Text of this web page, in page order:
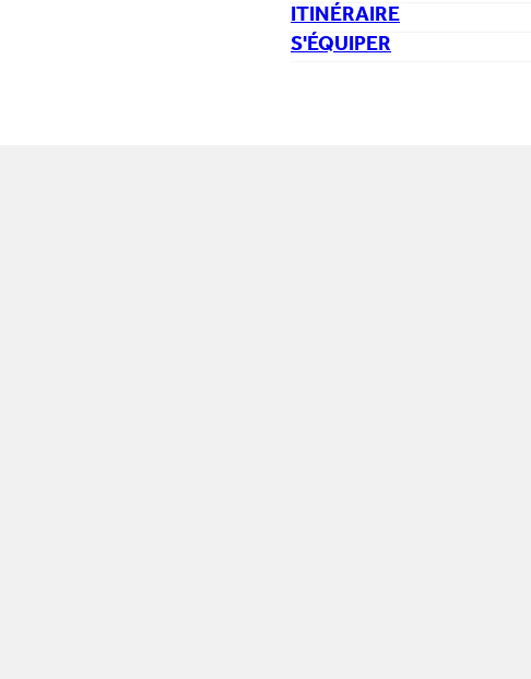
ITINÉRAIRE
S'ÉQUIPER